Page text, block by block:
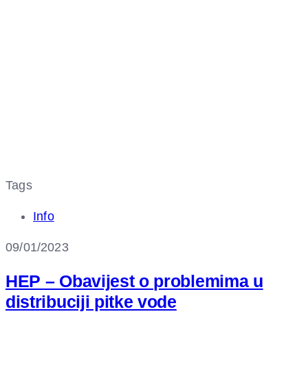
Tags
Info
09/01/2023
HEP – Obavijest o problemima u
distribuciji pitke vode